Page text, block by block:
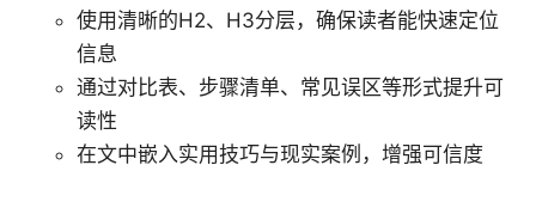
使用清晰的H2、H3分层，确保读者能快速定位
信息
通过对比表、步骤清单、常见误区等形式提升可
读性
在文中嵌入实用技巧与现实案例，增强可信度